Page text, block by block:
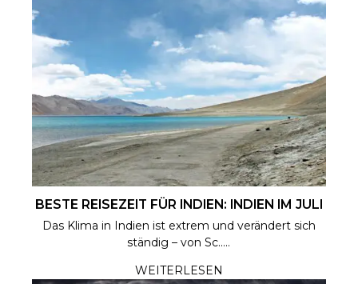
BESTE REISEZEIT FÜR INDIEN: INDIEN IM JULI
Das Klima in Indien ist extrem und verändert sich
ständig – von Sc.....
WEITERLESEN